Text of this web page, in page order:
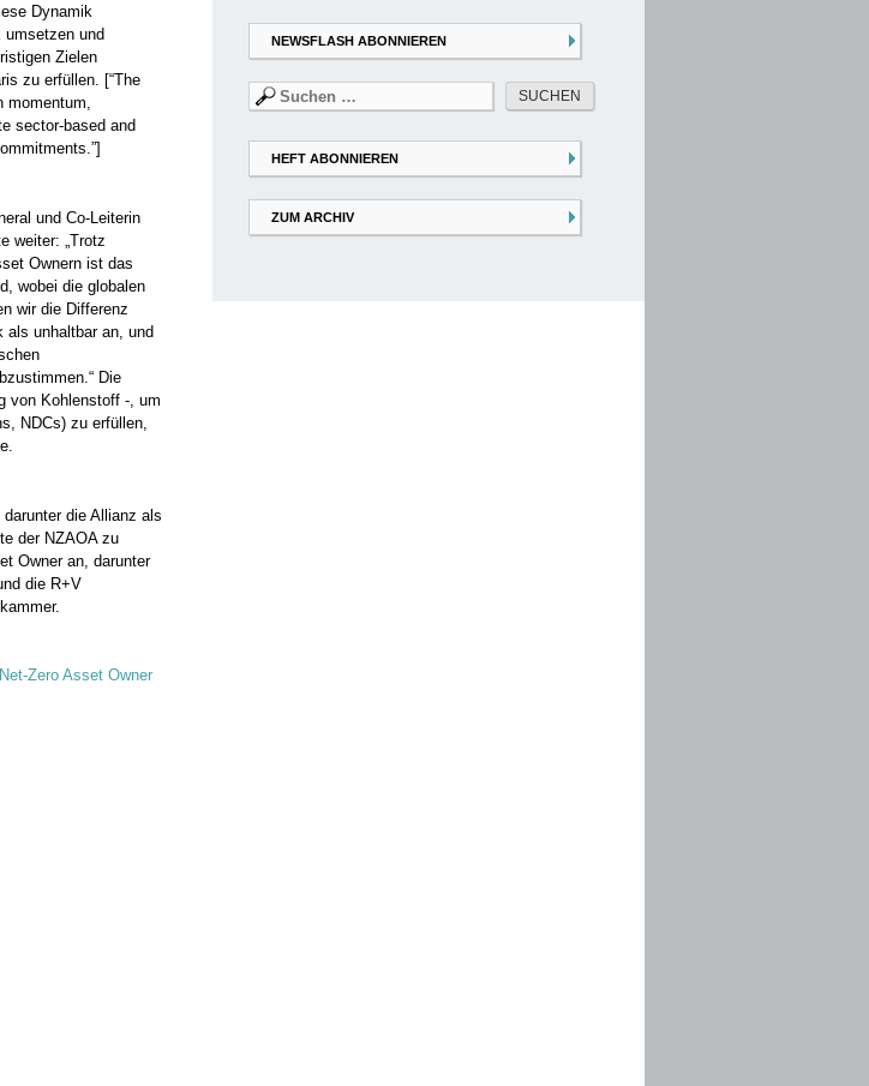
Dynamik
umsetzen und
Zielen
zu erfüllen. [“The
sector-based and
und Co-Leiterin
weiter: „Trotz
Ownern ist das
wobei die globalen
wir die Differenz
als unhaltbar an, und
Die
von Kohlenstoff -, um
NDCs) zu erfüllen,
die Allianz als
der NZAOA zu
Owner an, darunter
die R+V
Net-Zero Asset Owner
NEWSFLASH ABONNIEREN
Suchen
nach:
HEFT ABONNIEREN
ZUM ARCHIV